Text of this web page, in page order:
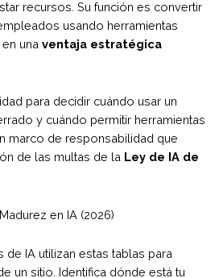
recursos. Su función es convertir
usando herramientas
una ventaja estratégica
para decidir cuándo usar un
y cuándo permitir herramientas
marco de responsabilidad que
de las multas de la Ley de IA de
en IA (2026)
IA utilizan estas tablas para
un sitio. Identifica dónde está tu